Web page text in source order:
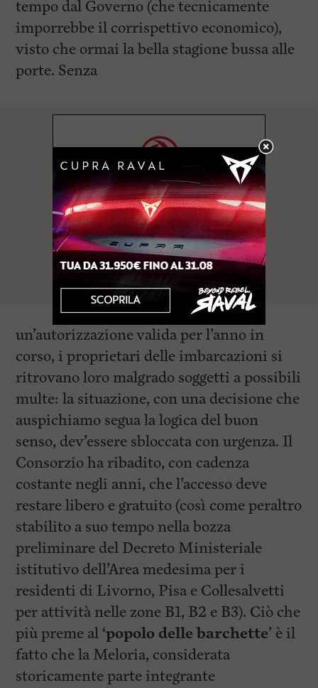
tempo dal Governo (che tecnicamente
imporrebbe il corrispettivo economico),
visto che ormai la bella stagione bussa alle
porte. Senza
un’autorizzazione valida per l’anno in
corso, i proprietari delle imbarcazioni si
ritrovano loro malgrado soggetti a possibili
multe: la situazione, con una decisione che
auspichiamo segua la logica del buon
senso, dev’essere sbloccata con urgenza. Il
Consorzio ha ribadito, con cadenza
costante negli anni, che l’accesso deve
restare libero e gratuito (così come peraltro
stabilito a suo tempo nella bozza
preliminare del Decreto Ministeriale
istitutivo dell’Area medesima per i
residenti di Livorno, Pisa e Collesalvetti
per attività nelle zone B1, B2 e B3). Ciò che
più preme al ‘popolo delle barchette’ è il
fatto che la Meloria, considerata
storicamente parte integrante